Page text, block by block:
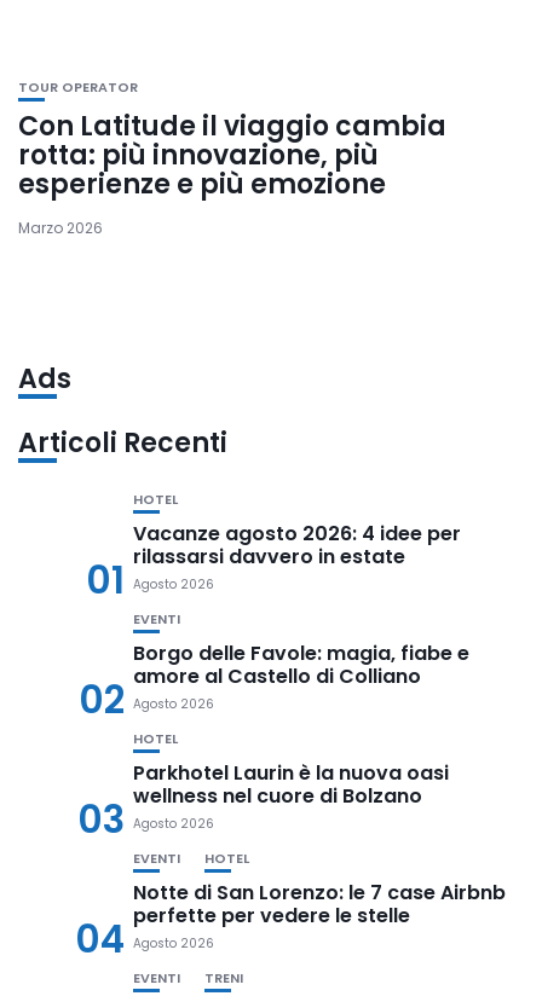
TOUR OPERATOR
Con Latitude il viaggio cambia
rotta: più innovazione, più
esperienze e più emozione
Marzo 2026
Ads
Articoli Recenti
01
HOTEL
Vacanze agosto 2026: 4 idee per
rilassarsi davvero in estate
Agosto 2026
02
EVENTI
Borgo delle Favole: magia, fiabe e
amore al Castello di Colliano
Agosto 2026
03
HOTEL
Parkhotel Laurin è la nuova oasi
wellness nel cuore di Bolzano
Agosto 2026
04
EVENTI HOTEL
Notte di San Lorenzo: le 7 case Airbnb
perfette per vedere le stelle
Agosto 2026
EVENTI TRENI